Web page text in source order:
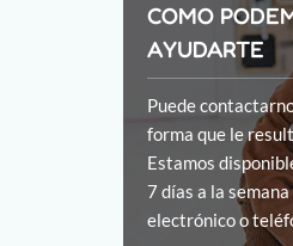
COMO
AYUDARTE
Puede
forma que le
Estamos
7 días a la
electrónico o